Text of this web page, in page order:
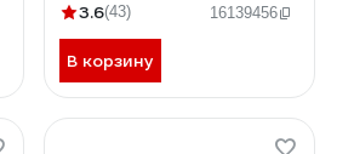
3.6(43) 16139456
В корзину